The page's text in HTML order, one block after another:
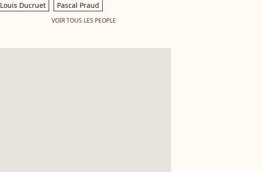
Louis Ducruet
Pascal Praud
VOIR TOUS LES PEOPLE